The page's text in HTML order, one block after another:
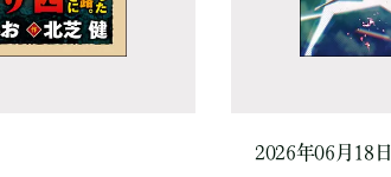
2026年06月18日